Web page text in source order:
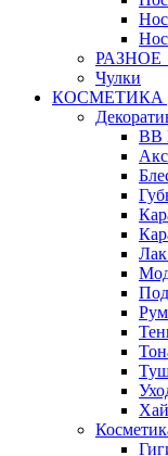
Чулки
КОСМЕТИКА
BB
Лак